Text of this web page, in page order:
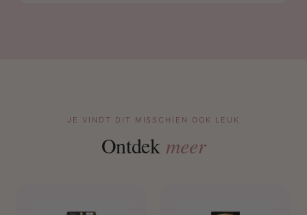
JE VINDT DIT MISSCHIEN OOK LEUK
Ontdek meer